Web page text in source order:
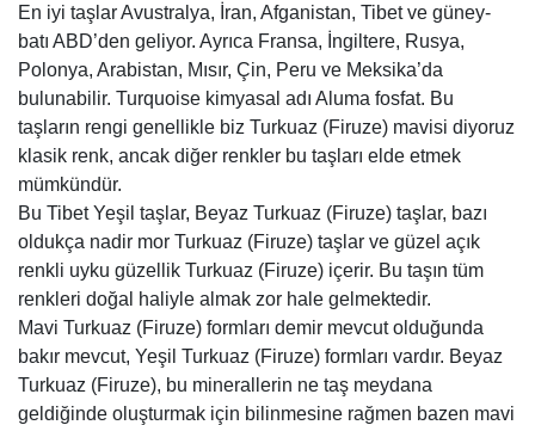
En iyi taşlar Avustralya, İran, Afganistan, Tibet ve güney-
batı ABD’den geliyor. Ayrıca Fransa, İngiltere, Rusya,
Polonya, Arabistan, Mısır, Çin, Peru ve Meksika’da
bulunabilir. Turquoise kimyasal adı Aluma fosfat. Bu
taşların rengi genellikle biz Turkuaz (Firuze) mavisi diyoruz
klasik renk, ancak diğer renkler bu taşları elde etmek
mümkündür.
Bu Tibet Yeşil taşlar, Beyaz Turkuaz (Firuze) taşlar, bazı
oldukça nadir mor Turkuaz (Firuze) taşlar ve güzel açık
renkli uyku güzellik Turkuaz (Firuze) içerir. Bu taşın tüm
renkleri doğal haliyle almak zor hale gelmektedir.
Mavi Turkuaz (Firuze) formları demir mevcut olduğunda
bakır mevcut, Yeşil Turkuaz (Firuze) formları vardır. Beyaz
Turkuaz (Firuze), bu minerallerin ne taş meydana
geldiğinde oluşturmak için bilinmesine rağmen bazen mavi